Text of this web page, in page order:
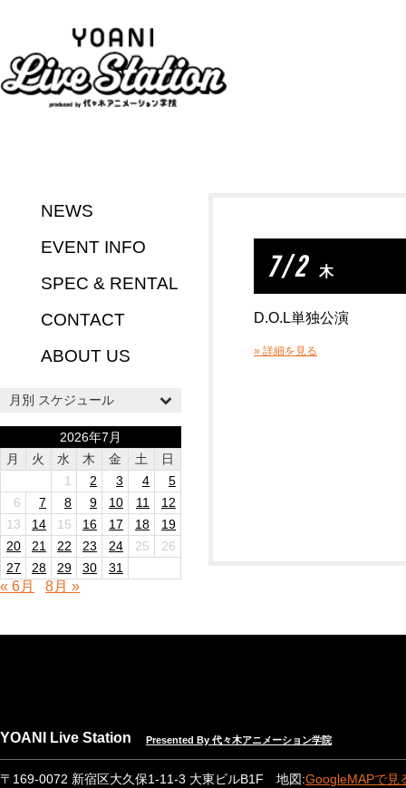
NEWS
EVENT INFO
SPEC & RENTAL
CONTACT
ABOUT US
月別 スケジュール
2026年7月
月
火 水 木 金 土
日
1
2 3 4
5
6
7 8 9 10 11
12
13
14 15 16 17 18
19
20
21 22 23 24 25
26
27
28 29 30 31
« 6月 8月 »
7 / 2 木
D.O.L単独公演
» 詳細を見る
YOANI Live Station Presented By 代々木アニメーション学院
〒169-0072 新宿区大久保1-11-3 大東ビルB1F 地図:GoogleMAPで見